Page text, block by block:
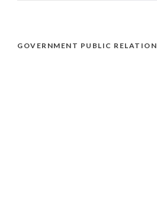
GOVERNMENT PUBLIC RELATION